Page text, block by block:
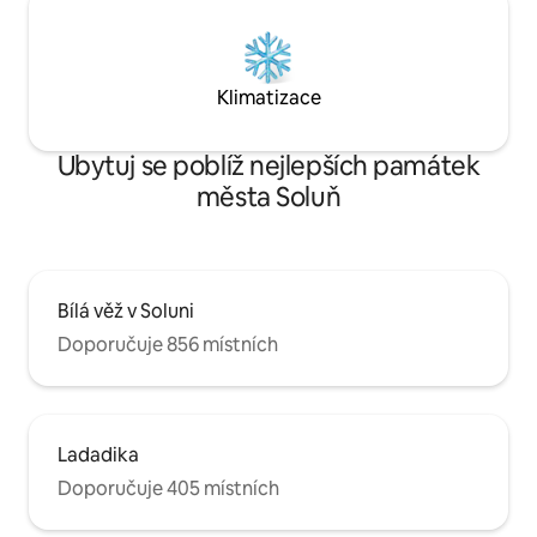
Klimatizace
Ubytuj se poblíž nejlepších památek
města Soluň
Bílá věž v Soluni
Doporučuje 856 místních
Ladadika
Doporučuje 405 místních